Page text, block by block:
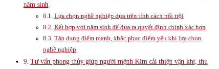
năm sinh
Lựa chọn nghề nghiệp dựa trên tính cách nổi trội
Kết hợp với năm sinh để đưa ra quyết định chính xác hơn
Tận dụng điểm mạnh, khắc phục điểm yếu khi lựa chọn
nghề nghiệp
Tư vấn phong thủy giúp người mệnh Kim cải thiện vận khí, thu